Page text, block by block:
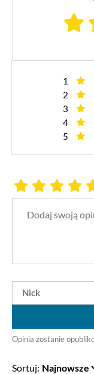
1
2
3
4
5
Opinia zostanie
Sortuj: